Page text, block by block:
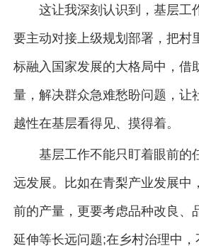
这让我深刻认识到，基层工
要主动对接上级规划部署，把村
标融入国家发展的大格局中，借
量，解决群众急难愁盼问题，让
越性在基层看得见、摸得着。
基层工作不能只盯着眼前的
远发展。比如在青梨产业发展中
前的产量，更要考虑品种改良、
延伸等长远问题;在乡村治理中